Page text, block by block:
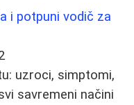
i potpuni vodič za
uzroci, simptomi,
savremeni načini